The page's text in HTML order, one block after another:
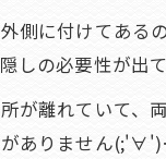
側に付けてある
しの必要性が出
が離れていて、
ありません